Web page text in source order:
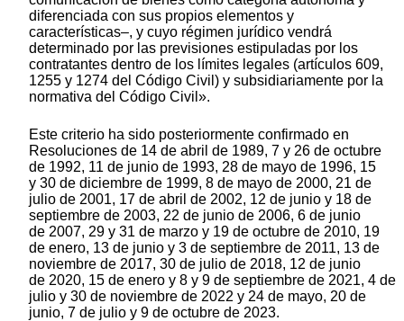
diferenciada con sus propios elementos y
características–, y cuyo régimen jurídico vendrá
determinado por las previsiones estipuladas por los
contratantes dentro de los límites legales (artículos 609,
1255 y 1274 del Código Civil) y subsidiariamente por la
normativa del Código Civil».
Este criterio ha sido posteriormente confirmado en
Resoluciones de 14 de abril de 1989, 7 y 26 de octubre
de 1992, 11 de junio de 1993, 28 de mayo de 1996, 15
y 30 de diciembre de 1999, 8 de mayo de 2000, 21 de
julio de 2001, 17 de abril de 2002, 12 de junio y 18 de
septiembre de 2003, 22 de junio de 2006, 6 de junio
de 2007, 29 y 31 de marzo y 19 de octubre de 2010, 19
de enero, 13 de junio y 3 de septiembre de 2011, 13 de
noviembre de 2017, 30 de julio de 2018, 12 de junio
de 2020, 15 de enero y 8 y 9 de septiembre de 2021, 4 de
julio y 30 de noviembre de 2022 y 24 de mayo, 20 de
junio, 7 de julio y 9 de octubre de 2023.